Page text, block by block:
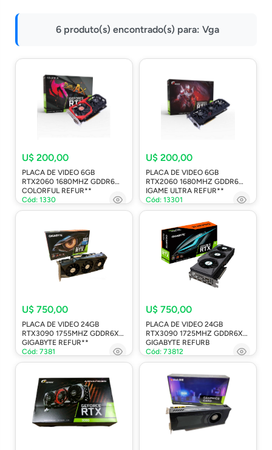
Onu Epon
Ferramentas-Tools
6 produto(s) encontrado(s) para: Vga
U$ 200,00
PLACA DE VIDEO 6GB
RTX2060 1680MHZ GDDR6
COLORFUL REFUR**
Cód: 1330
U$ 200,00
PLACA DE VIDEO 6GB
RTX2060 1680MHZ GDDR6
IGAME ULTRA REFUR**
Cód: 13301
U$ 750,00
PLACA DE VIDEO 24GB
RTX3090 1755MHZ GDDR6X
GIGABYTE REFUR**
Cód: 7381
U$ 750,00
PLACA DE VIDEO 24GB
RTX3090 1725MHZ GDDR6X
GIGABYTE REFURB
Cód: 73812